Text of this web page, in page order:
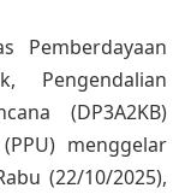
Pemberdayaan
Pengendalian
(DP3A2KB)
menggelar
(22/10/2025),